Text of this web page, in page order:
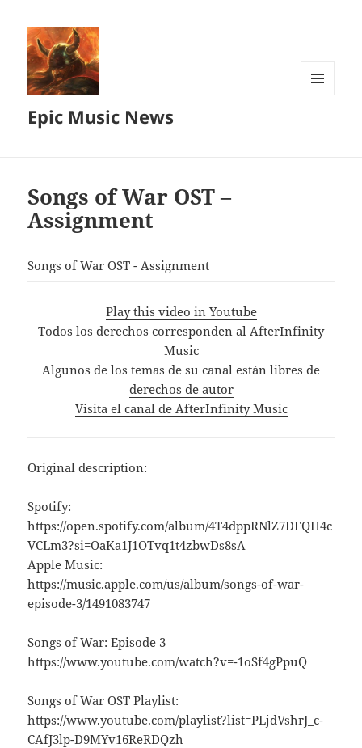
Epic Music News
Songs of War OST –
Assignment
Songs of War OST - Assignment
Play this video in Youtube
Todos los derechos corresponden al AfterInfinity
Music
Algunos de los temas de su canal están libres de
derechos de autor
Visita el canal de AfterInfinity Music
Original description:
Spotify:
https://open.spotify.com/album/4T4dppRNlZ7DFQH4c
VCLm3?si=OaKa1J1OTvq1t4zbwDs8sA
Apple Music:
https://music.apple.com/us/album/songs-of-war-
episode-3/1491083747
Songs of War: Episode 3 –
https://www.youtube.com/watch?v=-1oSf4gPpuQ
Songs of War OST Playlist:
https://www.youtube.com/playlist?list=PLjdVshrJ_c-
CAfJ3lp-D9MYv16ReRDQzh